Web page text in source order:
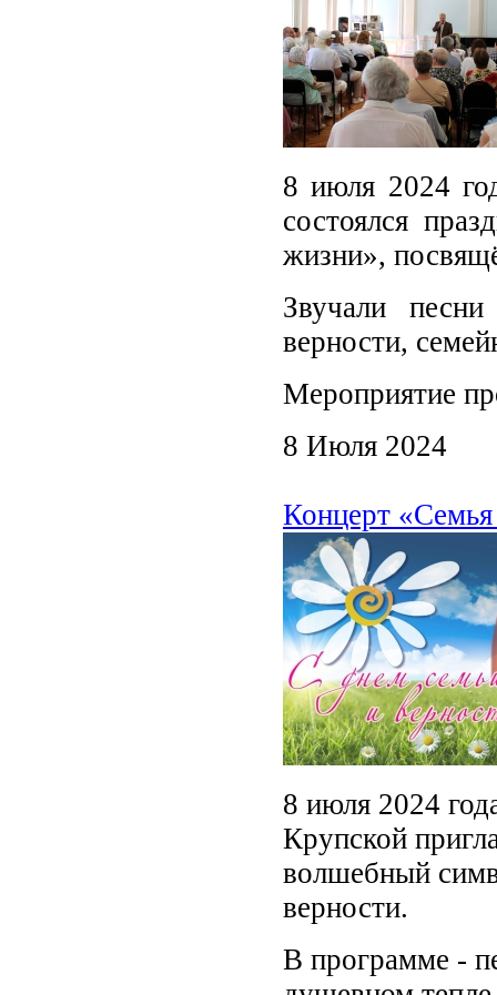
8 июля 2024
состоялся
жизни»,
Звучали
верности,
Мероприятие
8 Июля 2024
Концерт
8 июля 2024
Крупской
волшебный
верности.
В программе -